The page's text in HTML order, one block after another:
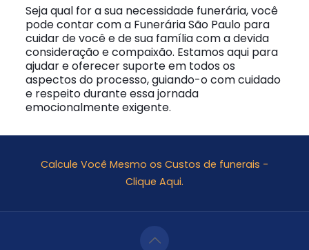
Seja qual for a sua necessidade funerária, você
pode contar com a Funerária São Paulo para
cuidar de você e de sua família com a devida
consideração e compaixão. Estamos aqui para
ajudar e oferecer suporte em todos os
aspectos do processo, guiando-o com cuidado
e respeito durante essa jornada
emocionalmente exigente.
Calcule Você Mesmo os Custos de funerais -
Clique Aqui.